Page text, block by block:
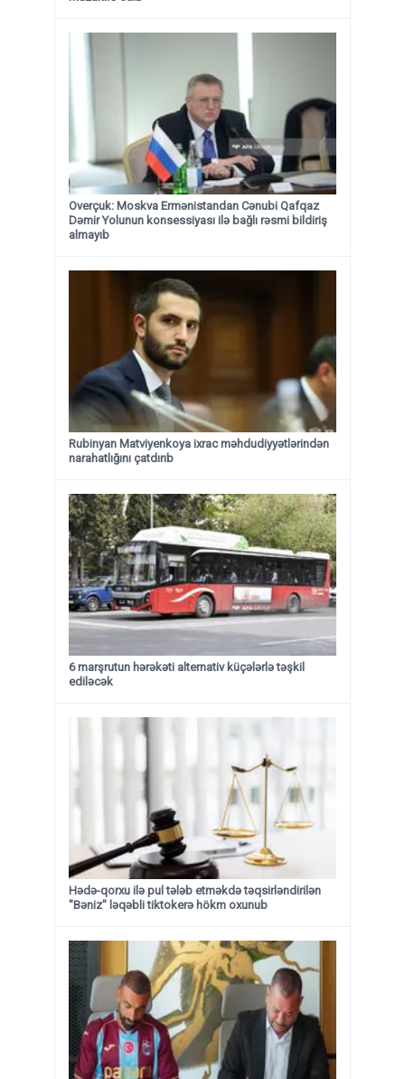
Overçuk: Moskva Ermənistandan Cənubi Qafqaz
Dəmir Yolunun konsessiyası ilə bağlı rəsmi bildiriş
almayıb
Rubinyan Matviyenkoya ixrac məhdudiyyətlərindən
narahatlığını çatdırıb
6 marşrutun hərəkəti alternativ küçələrlə təşkil
ediləcək
Hədə-qorxu ilə pul tələb etməkdə təqsirləndirilən
"Bəniz" ləqəbli tiktokerə hökm oxunub